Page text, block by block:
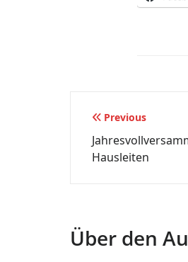
Previous
Hausleiten
Über den